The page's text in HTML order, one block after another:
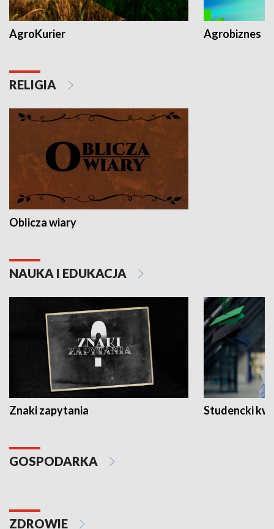
AgroKurier Agrobiznes
RELIGIA
Oblicza wiary
NAUKA I EDUKACJA
Znaki zapytania Studencki
GOSPODARKA
ZDROWIE